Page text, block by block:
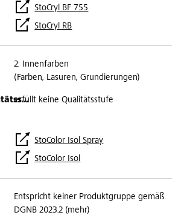
StoCryl BF 755
StoCryl RB
2: Innenfarben
(Farben, Lasuren, Grundierungen)
erfüllt keine Qualitätsstufe
StoColor Isol Spray
StoColor Isol
Entspricht keiner Produktgruppe gemäß
DGNB 2023.2 (mehr)